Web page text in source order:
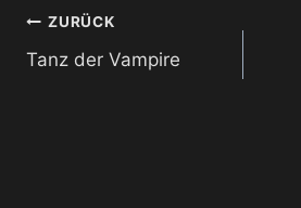
Beitragsnavigation
ZURÜCK
Tanz der Vampire